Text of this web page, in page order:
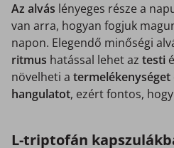
Az alvás lényeges része a
van arra, hogyan fogjuk
napon. Elegendő minőségi
ritmus hatással lehet az testi
növelheti a termelékenységet
hangulatot, ezért fontos,
L-triptofán